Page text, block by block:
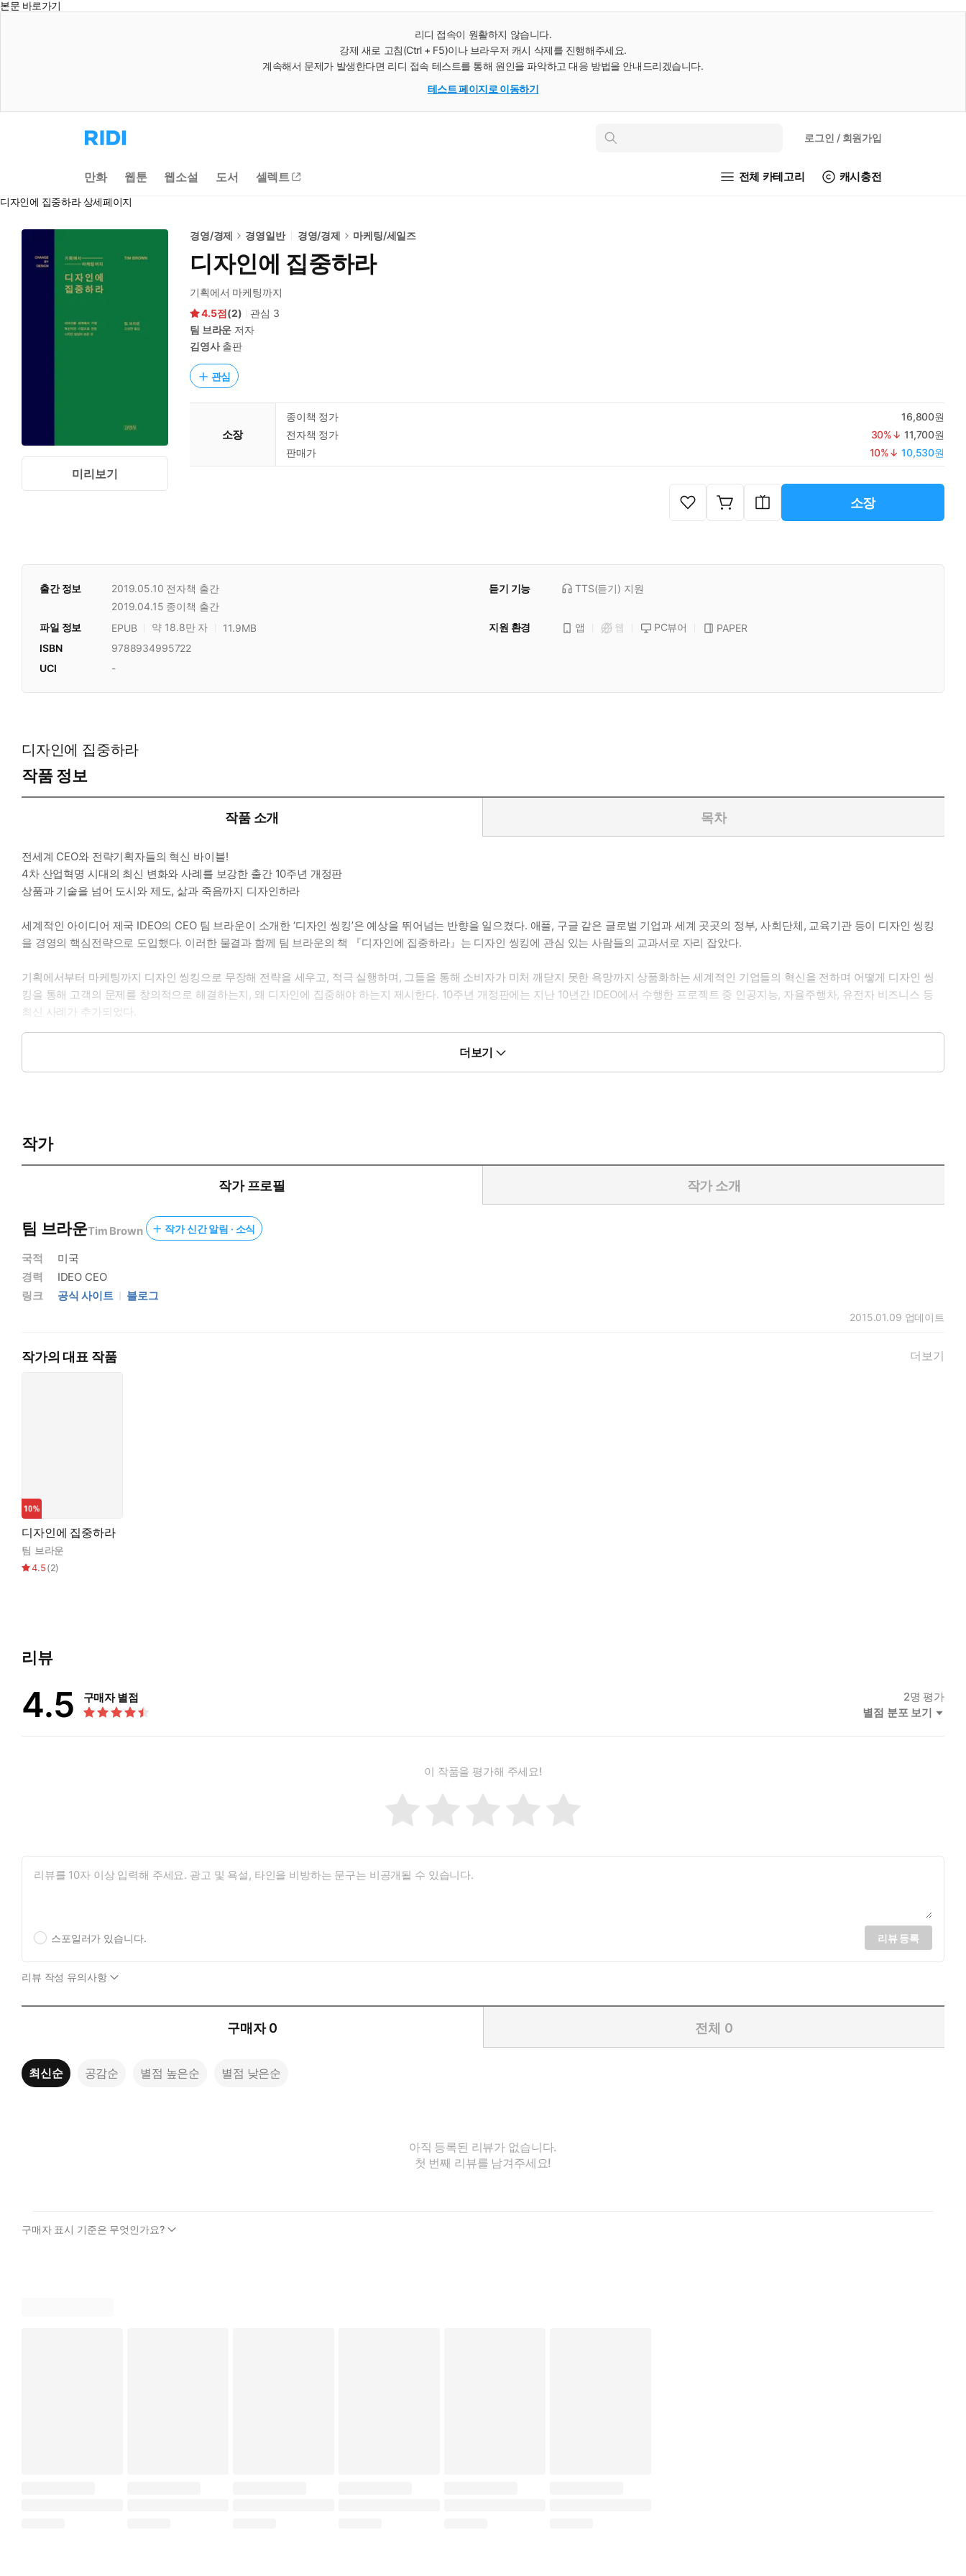
본문 바로가기
리디 접속이 원활하지 않습니다.
강제 새로 고침(Ctrl + F5)이나 브라우저 캐시 삭제를 진행해주세요.
계속해서 문제가 발생한다면 리디 접속 테스트를 통해 원인을 파악하고 대응 방법을 안내드리겠습니다.
테스트 페이지로 이동하기
리
디
으
로
동
인
로그인 / 회원가입
만화 웹툰 웹소설 도서 셀렉트 전체 카테고리 캐시충전
디자인에 집중하라 상세페이지
미리보기
경영/경제 경영일반 경영/경제 마케팅/세일즈
디자인에 집중하라
기획에서 마케팅까지
4.5
(2) 관심 3
팀 브라운 저자
김영사출판
관심
소장
종이책 정가
16,800원
전자책 정가
30%↓ 11,700원
판매가
10%↓ 10,530원
소장
출간 정보 2019.05.10 전자책 출간
2019.04.15 종이책 출간
듣기 기능 TTS(듣기) 지원
파일 정보 EPUB 약 18.8만 자 11.9MB 지원 환경 앱 웹 PC뷰어
PAPER
ISBN
9788934995722
UCI
-
디자인에 집중하라
작품 정보
작품 소개 목차
전세계 CEO와 전략기획자들의 혁신 바이블!
4차 산업혁명 시대의 최신 변화와 사례를 보강한 출간 10주년 개정판
상품과 기술을 넘어 도시와 제도, 삶과 죽음까지 디자인하라
세계적인 아이디어 제국 IDEO의 CEO 팀 브라운이 소개한 ‘디자인 씽킹’은 예상을 뛰어넘는 반향을 일으켰다. 애플, 구글 같은 글로벌 기업과 세계 곳곳의 정부, 사회단체, 교육기관 등이 디자인 씽킹
을 경영의 핵심전략으로 도입했다. 이러한 물결과 함께 팀 브라운의 책 『디자인에 집중하라』는 디자인 씽킹에 관심 있는 사람들의 교과서로 자리 잡았다.
기획에서부터 마케팅까지 디자인 씽킹으로 무장해 전략을 세우고, 적극 실행하며, 그들을 통해 소비자가 미처 깨닫지 못한 욕망까지 상품화하는 세계적인 기업들의 혁신을 전하며 어떻게 디자인 씽
킹을 통해 고객의 문제를 창의적으로 해결하는지, 왜 디자인에 집중해야 하는지 제시한다. 10주년 개정판에는 지난 10년간 IDEO에서 수행한 프로젝트 중 인공지능, 자율주행차, 유전자 비즈니스 등
최신 사례가 추가되었다.
기술이 어두운 면면을 드러낼 때 어떻게 인간중심적인 비즈니스모델과 사회구조를 만들 수 있을까? 비즈니스를 넘어 기관, 교육, 시민 참여, 산업 시스템, 헬스케어, 교통, 가상 커뮤니티 등 폭넓고 심
더보기
작가
작가 프로필 작가 소개
팀 브라운Tim Brown 작가 신간 알림 · 소식
국적
미국
경력
IDEO CEO
링크
공식 사이트 블로그
2015.01.09 업데이트
작가의 대표 작품 더보기
디자인에 집중하라
팀 브라운
4.5(2)
리뷰
4.5 구매자 별점 2명 평가
별점 분포 보기
이 작품을 평가해 주세요!
스포일러가 있습니다. 리뷰 등록
리뷰 작성 유의사항
구매자 0 전체 0
최신순 공감순 별점 높은순 별점 낮은순
아직 등록된 리뷰가 없습니다.
첫 번째 리뷰를 남겨주세요!
구매자 표시 기준은 무엇인가요?